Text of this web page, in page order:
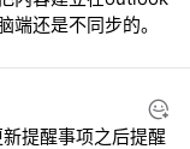
端还是不同步的。
提醒事项之后提醒